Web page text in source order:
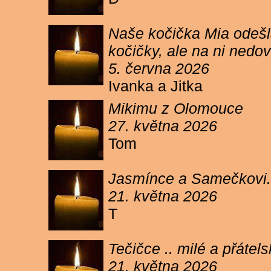
Naše kočička Mia
kočičky, ale na ni
5. června 2026
Ivanka a Jitka
Mikimu z Olomouce
27. května 2026
Tom
Jasmínce a
21. května 2026
T
Tečičce .. milé a
21. května 2026